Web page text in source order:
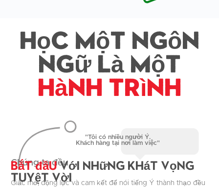
Học một ngôn
ngữ là một
Hành trình
"Tôi có nhiều người Ý.
Khách hàng tại nơi làm việc"
Chúng ta đều
Bắt đầuVới những khát vọng
tuyệt vời
Giấc mơ, động lực và cam kết để nói tiếng Ý thành thạo đều